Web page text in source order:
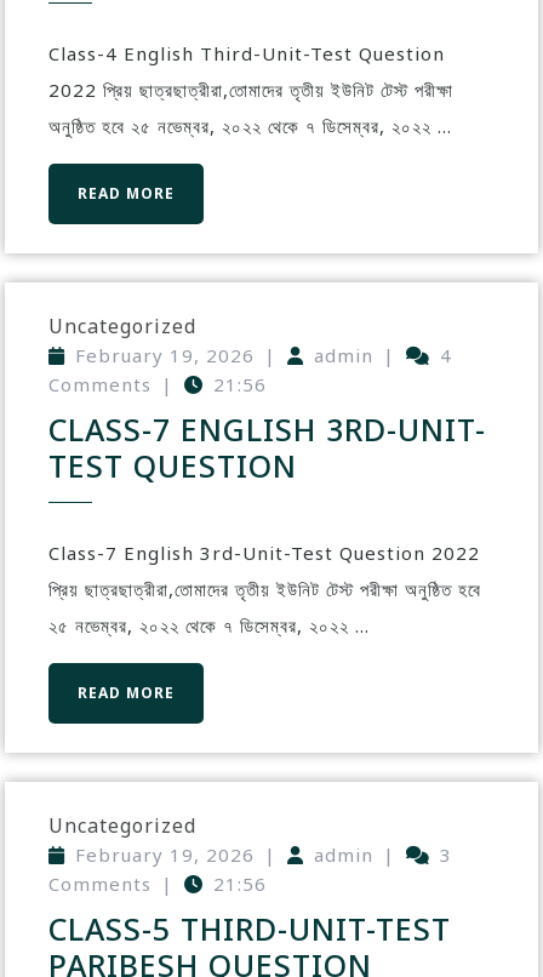
Class-4 English Third-Unit-Test Question
2022 প্রিয় ছাত্রছাত্রীরা,তোমাদের তৃতীয় ইউনিট টেস্ট পরীক্ষা
অনুষ্ঠিত হবে ২৫ নভেম্বর, ২০২২ থেকে ৭ ডিসেম্বর, ২০২২ ...
READ MORE
Uncategorized
February 19, 2026 | admin |
4
Comments
| 21:56
CLASS-7 ENGLISH 3RD-UNIT-
TEST QUESTION
Class-7 English 3rd-Unit-Test Question 2022
প্রিয় ছাত্রছাত্রীরা,তোমাদের তৃতীয় ইউনিট টেস্ট পরীক্ষা অনুষ্ঠিত হবে
২৫ নভেম্বর, ২০২২ থেকে ৭ ডিসেম্বর, ২০২২ ...
READ MORE
Uncategorized
February 19, 2026 | admin |
3
Comments
| 21:56
CLASS-5 THIRD-UNIT-TEST
PARIBESH QUESTION